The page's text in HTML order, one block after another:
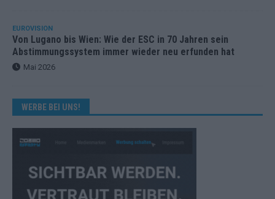
EUROVISION
Von Lugano bis Wien: Wie der ESC in 70 Jahren sein
Abstimmungssystem immer wieder neu erfunden hat
Mai 2026
WERBE BEI UNS!